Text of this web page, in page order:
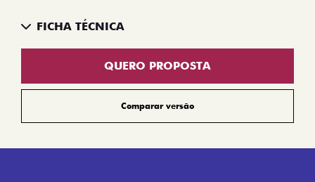
FICHA TÉCNICA
QUERO PROPOSTA
Comparar versão